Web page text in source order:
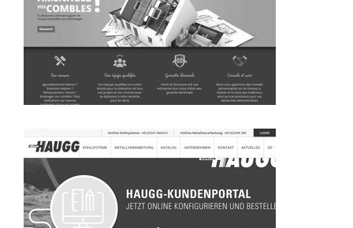
~339€/mois économisés d'annonces commerciales